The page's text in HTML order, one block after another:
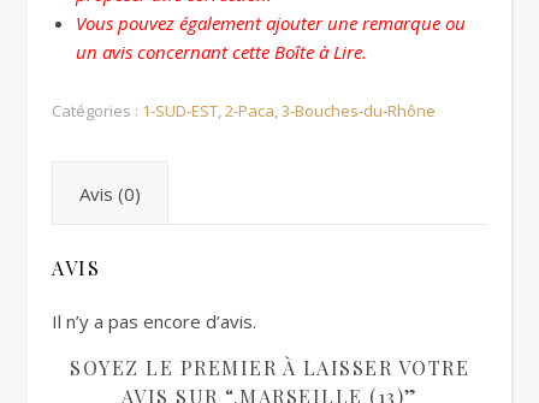
Vous pouvez également ajouter une remarque ou
un avis concernant cette Boîte à Lire.
Catégories : 1-SUD-EST,2-Paca,3-Bouches-du-Rhône
Avis (0)
AVIS
Il n’y a pas encore d’avis.
SOYEZ LE PREMIER À LAISSER VOTRE
AVIS SUR “.MARSEILLE (13)”